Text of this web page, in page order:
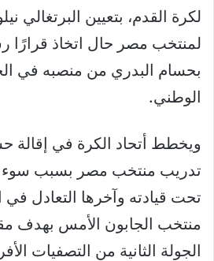
لكرة القدم، بتعيين البرتغالي
لمنتخب مصر حال اتخاذ قرارًا
بحسام البدري من منصبه في
الوطني.
ويخطط أتحاد الكرة في إقالة
تدريب منتخب مصر بسبب سوء
تحت قيادته وآخرها التعادل في
منتخب الجابون الأمس بهدف
الجولة الثانية من التصفيات